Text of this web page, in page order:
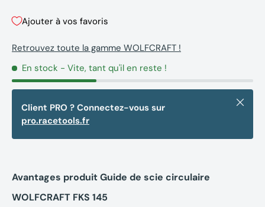
Ajouter à vos favoris
Retrouvez toute la gamme WOLFCRAFT !
En stock - Vite, tant qu'il en reste !
Client PRO ? Connectez-vous sur
pro.racetools.fr
Fermer
Avantages produit Guide de scie circulaire
WOLFCRAFT FKS 145